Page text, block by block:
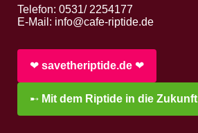
Telefon: 0531/ 2254177
E-Mail: info@cafe-riptide.de
❤︎ savetheriptide.de ❤︎
➸ Mit dem Riptide in die Zukunft